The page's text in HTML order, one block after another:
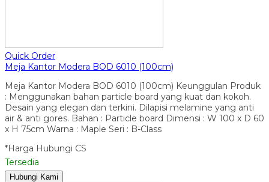
Quick Order
Meja Kantor Modera BOD 6010 (100cm)
Meja Kantor Modera BOD 6010 (100cm) Keunggulan Produk
: Menggunakan bahan particle board yang kuat dan kokoh.
Desain yang elegan dan terkini. Dilapisi melamine yang anti
air & anti gores. Bahan : Particle board Dimensi : W 100 x D 60
x H 75cm Warna : Maple Seri : B-Class
*Harga Hubungi CS
Tersedia
Hubungi Kami